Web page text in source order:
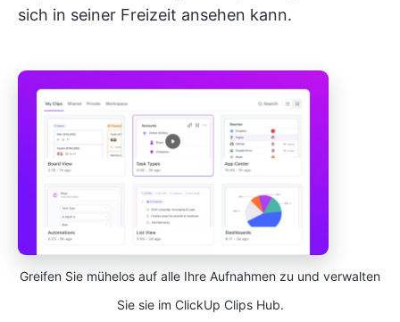
sich in seiner Freizeit ansehen kann.
Greifen Sie mühelos auf alle Ihre Aufnahmen zu und verwalten
Sie sie im ClickUp Clips Hub.